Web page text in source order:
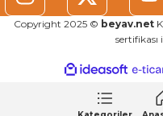
Copyright 2025 © beyav.net
sertifikası
ideasoft